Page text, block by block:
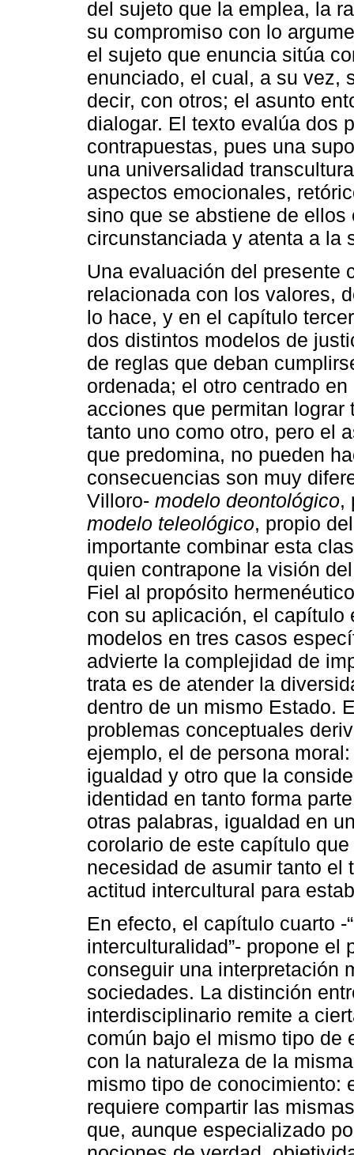
del sujeto que la emplea, la
su compromiso con lo
el sujeto que enuncia sitúa
enunciado, el cual, a su vez,
decir, con otros; el asunto
dialogar. El texto evalúa dos
contrapuestas, pues una
una universalidad
aspectos emocionales,
sino que se abstiene de
circunstanciada y atenta a la
Una evaluación del presente
relacionada con los valores,
lo hace, y en el capítulo
dos distintos modelos de
de reglas que deban
ordenada; el otro centrado
acciones que permitan
tanto uno como otro, pero el
que predomina, no pueden
consecuencias son muy
Villoro- modelo deontológico,
modelo teleológico, propio
importante combinar esta
quien contrapone la visión
Fiel al propósito
con su aplicación, el capítulo
modelos en tres casos
advierte la complejidad de
trata es de atender la
dentro de un mismo Estado.
problemas conceptuales
ejemplo, el de persona
igualdad y otro que la
identidad en tanto forma
otras palabras, igualdad en
corolario de este capítulo
necesidad de asumir tanto el
actitud intercultural para
En efecto, el capítulo cuarto
interculturalidad”- propone el
conseguir una interpretación
sociedades. La distinción
interdisciplinario remite a
común bajo el mismo tipo de
con la naturaleza de la
mismo tipo de conocimiento:
requiere compartir las
que, aunque especializado